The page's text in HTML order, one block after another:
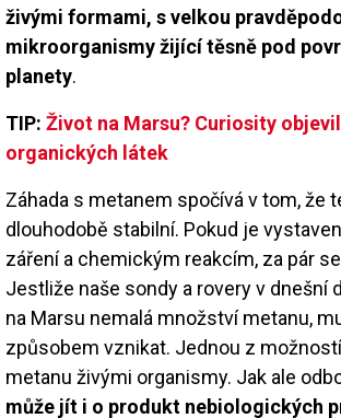
živými formami, s velkou
mikroorganismy žijící těsně pod
planety.
TIP: Život na Marsu? Curiosity
organických látek
Záhada s metanem spočívá v tom, že
dlouhodobě stabilní. Pokud je
záření a chemickým reakcím, za pár
Jestliže naše sondy a rovery v dnešní
na Marsu nemalá množství metanu,
způsobem vznikat. Jednou z
metanu živými organismy. Jak ale
může jít i o produkt nebiologických